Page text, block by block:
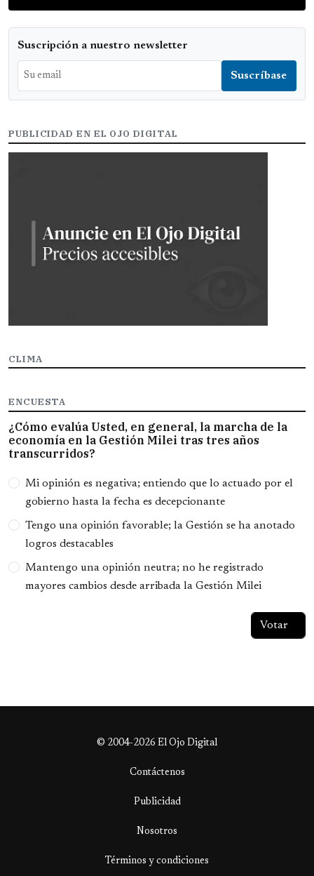
Suscripción a nuestro newsletter
PUBLICIDAD EN EL OJO DIGITAL
CLIMA
ENCUESTA
¿Cómo evalúa Usted, en general, la marcha de la
economía en la Gestión Milei tras tres años
transcurridos?
Opciones
Mi opinión es negativa; entiendo que lo actuado por el
gobierno hasta la fecha es decepcionante
Tengo una opinión favorable; la Gestión se ha anotado
logros destacables
Mantengo una opinión neutra; no he registrado
mayores cambios desde arribada la Gestión Milei
© 2004-2026 El Ojo Digital
Contáctenos
Publicidad
Nosotros
Términos y condiciones